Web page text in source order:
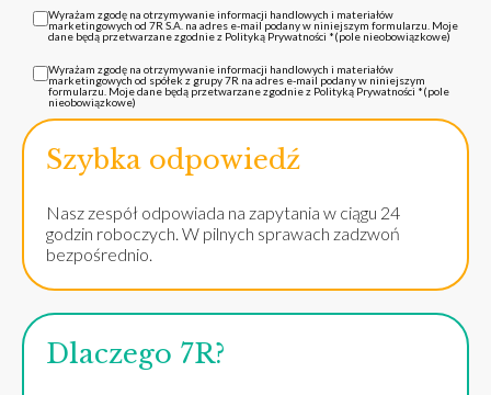
Wyrażam zgodę na otrzymywanie informacji handlowych i materiałów
marketingowych od 7R S.A. na adres e-mail podany w niniejszym formularzu. Moje
dane będą przetwarzane zgodnie z Polityką Prywatności *(pole nieobowiązkowe)
Wyrażam zgodę na otrzymywanie informacji handlowych i materiałów
marketingowych od spółek z grupy 7R na adres e-mail podany w niniejszym
formularzu. Moje dane będą przetwarzane zgodnie z Polityką Prywatności *(pole
nieobowiązkowe)
Szybka odpowiedź
Nasz zespół odpowiada na zapytania w ciągu 24
godzin roboczych. W pilnych sprawach zadzwoń
bezpośrednio.
Dlaczego 7R?